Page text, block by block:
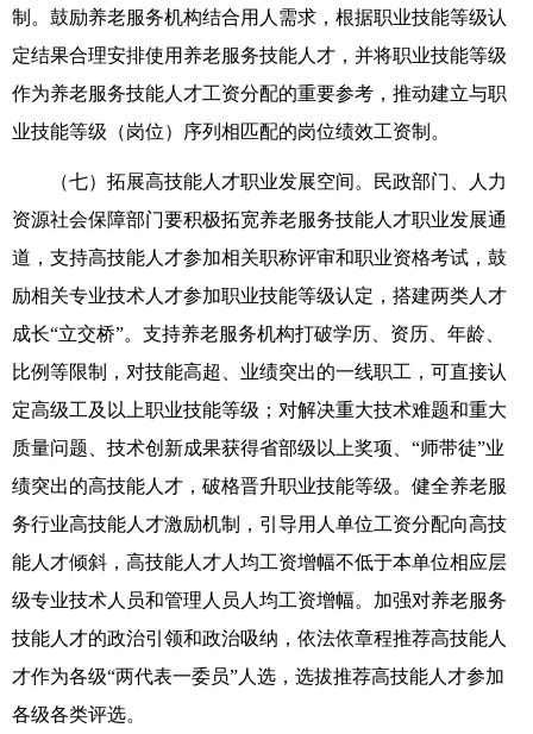
制。鼓励养老服务机构结合用人需求，根据职业技能等级认
定结果合理安排使用养老服务技能人才，并将职业技能等级
作为养老服务技能人才工资分配的重要参考，推动建立与职
业技能等级（岗位）序列相匹配的岗位绩效工资制。
（七）拓展高技能人才职业发展空间。民政部门、人力
资源社会保障部门要积极拓宽养老服务技能人才职业发展通
道，支持高技能人才参加相关职称评审和职业资格考试，鼓
励相关专业技术人才参加职业技能等级认定，搭建两类人才
成长“立交桥”。支持养老服务机构打破学历、资历、年龄、
比例等限制，对技能高超、业绩突出的一线职工，可直接认
定高级工及以上职业技能等级；对解决重大技术难题和重大
质量问题、技术创新成果获得省部级以上奖项、 “师带徒”业
绩突出的高技能人才，破格晋升职业技能等级。健全养老服
务行业高技能人才激励机制，引导用人单位工资分配向高技
能人才倾斜，高技能人才人均工资增幅不低于本单位相应层
级专业技术人员和管理人员人均工资增幅。加强对养老服务
技能人才的政治引领和政治吸纳，依法依章程推荐高技能人
才作为各级“两代表一委员”人选，选拔推荐高技能人才参加
各级各类评选。